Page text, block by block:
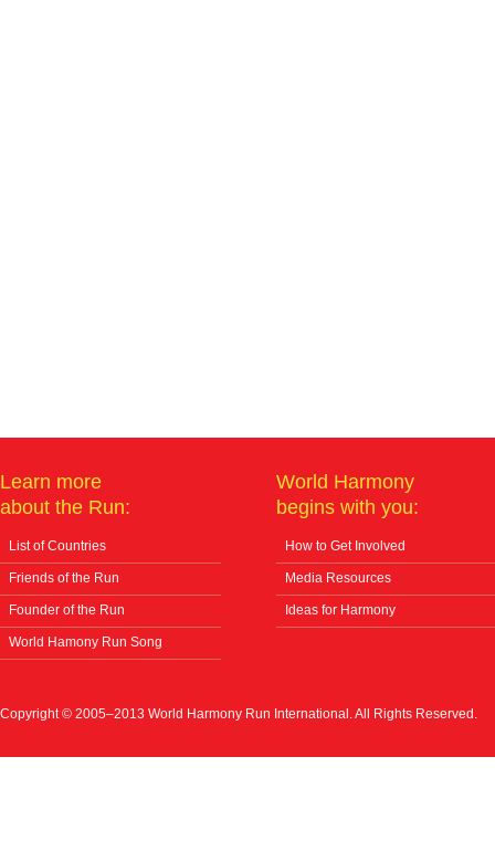
Learn more
about the Run:
List of Countries
Friends of the Run
Founder of the Run
World Hamony Run Song
World Harmony
begins with you:
How to Get Involved
Media Resources
Ideas for Harmony
Copyright © 2005–2013 World Harmony Run International. All Rights Reserved.